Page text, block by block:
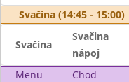
Svačina (14:45 - 15:00)
Svačina
Svačina
nápoj
Menu
Chod